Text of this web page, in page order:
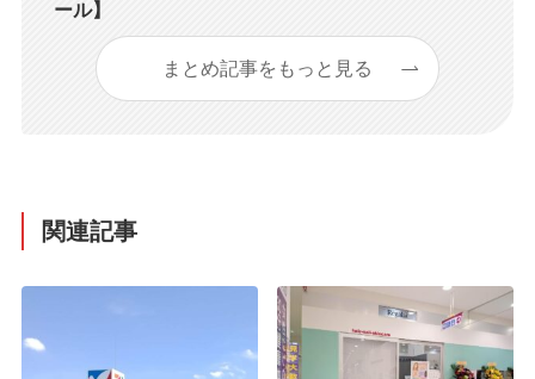
ール】
まとめ記事をもっと見る
関連記事